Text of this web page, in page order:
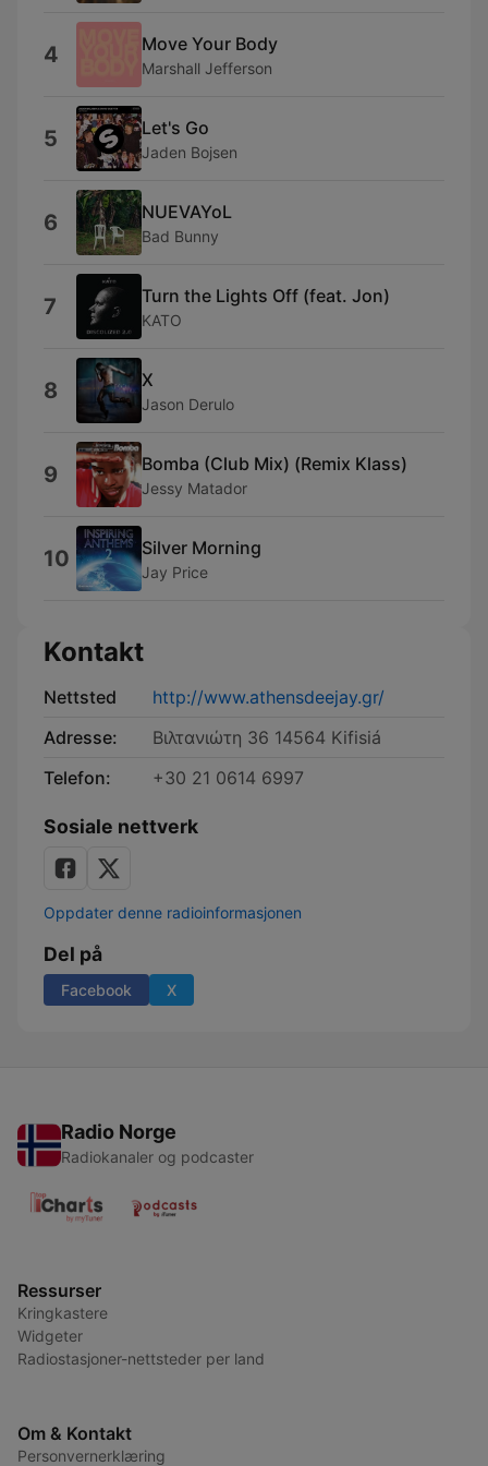
4 Move Your Body
Marshall Jefferson
5 Let's Go
Jaden Bojsen
6 NUEVAYoL
Bad Bunny
7 Turn the Lights Off (feat. Jon)
KATO
8 X
Jason Derulo
9 Bomba (Club Mix) (Remix Klass)
Jessy Matador
10 Silver Morning
Jay Price
Kontakt
Nettsted
http://www.athensdeejay.gr/
Adresse:
Βιλτανιώτη 36 14564 Kifisiá
Telefon:
+30 21 0614 6997
Sosiale nettverk
Oppdater denne radioinformasjonen
Del på
Facebook X
Radio Norge
Radiokanaler og podcaster
Ressurser
Kringkastere
Widgeter
Radiostasjoner-nettsteder per land
Om & Kontakt
Personvernerklæring